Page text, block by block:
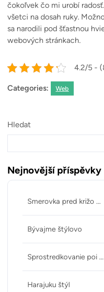
čokoľvek čo mi urobí
všetci na dosah ruky.
sa narodili pod šťastnou
webových stránkach.
4.2/5 -
Categories: Web
Hledat
Nejnovější příspěvky
Smerovka pred križo …
Bývajme štýlovo
Sprostredkovanie poi …
Harajuku štýl